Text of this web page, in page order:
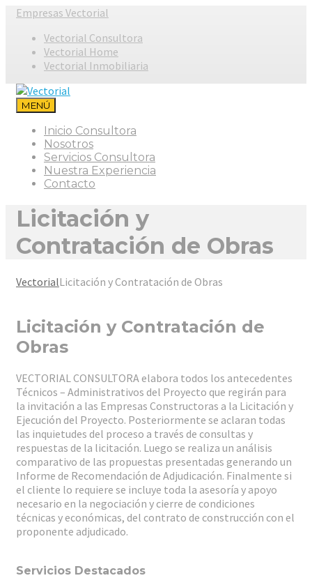
Empresas Vectorial
Vectorial Consultora
Vectorial Home
Vectorial Inmobiliaria
MENÚ
Inicio Consultora
Nosotros
Servicios Consultora
Nuestra Experiencia
Contacto
Licitación y
Contratación de Obras
VectorialLicitación y Contratación de Obras
Licitación y Contratación de
Obras
VECTORIAL CONSULTORA elabora todos los antecedentes
Técnicos – Administrativos del Proyecto que regirán para
la invitación a las Empresas Constructoras a la Licitación y
Ejecución del Proyecto. Posteriormente se aclaran todas
las inquietudes del proceso a través de consultas y
respuestas de la licitación. Luego se realiza un análisis
comparativo de las propuestas presentadas generando un
Informe de Recomendación de Adjudicación. Finalmente si
el cliente lo requiere se incluye toda la asesoría y apoyo
necesario en la negociación y cierre de condiciones
técnicas y económicas, del contrato de construcción con el
proponente adjudicado.
Servicios Destacados